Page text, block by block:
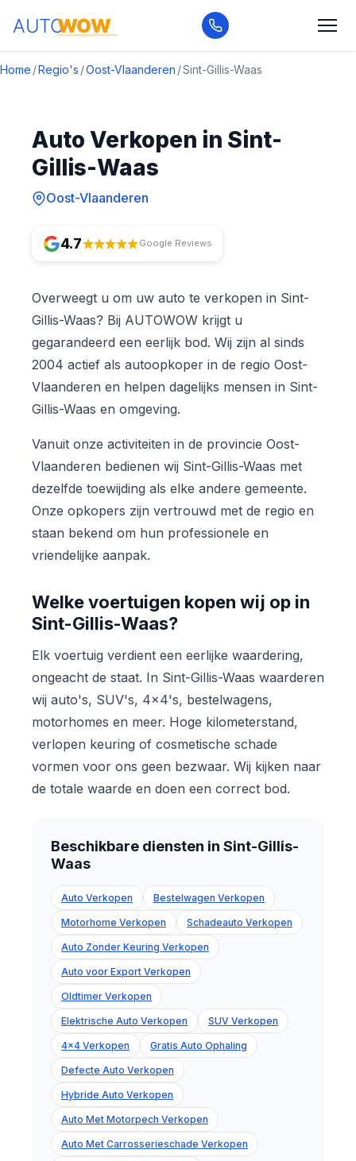
Home /Regio's /Oost-Vlaanderen /Sint-Gillis-Waas
Auto Verkopen in Sint-
Gillis-Waas
Oost-Vlaanderen
4.7 Google Reviews
Overweegt u om uw auto te verkopen in Sint-
Gillis-Waas? Bij AUTOWOW krijgt u
gegarandeerd een eerlijk bod. Wij zijn al sinds
2004 actief als autoopkoper in de regio Oost-
Vlaanderen en helpen dagelijks mensen in Sint-
Gillis-Waas en omgeving.
Vanuit onze activiteiten in de provincie Oost-
Vlaanderen bedienen wij Sint-Gillis-Waas met
dezelfde toewijding als elke andere gemeente.
Onze opkopers zijn vertrouwd met de regio en
staan bekend om hun professionele en
vriendelijke aanpak.
Welke voertuigen kopen wij op in
Sint-Gillis-Waas?
Elk voertuig verdient een eerlijke waardering,
ongeacht de staat. In Sint-Gillis-Waas waarderen
wij auto's, SUV's, 4x4's, bestelwagens,
motorhomes en meer. Hoge kilometerstand,
verlopen keuring of cosmetische schade
vormen voor ons geen bezwaar. Wij kijken naar
de totale waarde en doen een correct bod.
Beschikbare diensten in Sint-Gillis-
Waas
Auto Verkopen Bestelwagen Verkopen
Motorhome Verkopen Schadeauto Verkopen
Auto Zonder Keuring Verkopen
Auto voor Export Verkopen
Oldtimer Verkopen
Elektrische Auto Verkopen SUV Verkopen
4x4 Verkopen Gratis Auto Ophaling
Defecte Auto Verkopen
Hybride Auto Verkopen
Auto Met Motorpech Verkopen
Auto Met Carrosserieschade Verkopen